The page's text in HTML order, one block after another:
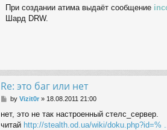
s
t
При создании атима выдаёт сообщение
Шард DRW.
Re: это баг или нет
P
s
t
by Vizit0r» 18.08.2011 21:00
нет, это не так настроенный стелс_сервер.
читай http://stealth.od.ua/wiki/doku.php?id=%